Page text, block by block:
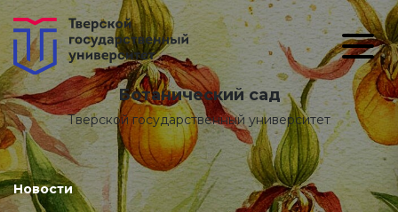
Ботанический сад
Тверской государственный университет
Новости